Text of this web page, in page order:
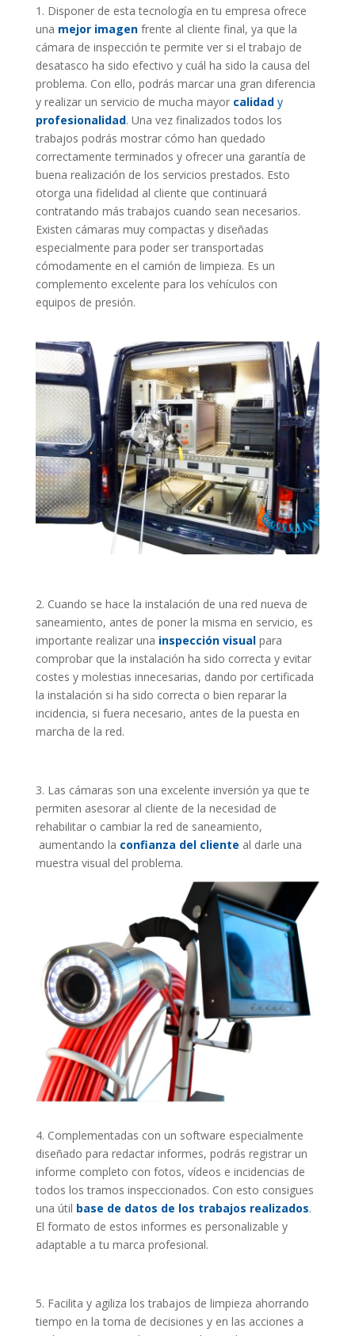
1. Disponer de esta tecnología en tu empresa ofrece
una mejor imagenfrente al cliente final, ya que la
cámara de inspección te permite ver si el trabajo de
desatasco ha sido efectivo y cuál ha sido la causa del
problema. Con ello, podrás marcar una gran diferencia
y realizar un servicio de mucha mayor calidady
profesionalidad. Una vez finalizados todos los
trabajos podrás mostrar cómo han quedado
correctamente terminados y ofrecer una garantía de
buena realización de los servicios prestados. Esto
otorga una fidelidad al cliente que continuará
contratando más trabajos cuando sean necesarios.
Existen cámaras muy compactas y diseñadas
especialmente para poder ser transportadas
cómodamente en el camión de limpieza. Es un
complemento excelente para los vehículos con
equipos de presión.
2. Cuando se hace la instalación de una red nueva de
saneamiento, antes de poner la misma en servicio, es
importante realizar una inspección visualpara
comprobar que la instalación ha sido correcta y evitar
costes y molestias innecesarias, dando por certificada
la instalación si ha sido correcta o bien reparar la
incidencia, si fuera necesario, antes de la puesta en
marcha de la red.
3. Las cámaras son una excelente inversión ya que te
permiten asesorar al cliente de la necesidad de
rehabilitar o cambiar la red de saneamiento,
aumentando la confianza del cliente al darle una
muestra visual del problema.
4. Complementadas con un software especialmente
diseñado para redactar informes, podrás registrar un
informe completo con fotos, vídeos e incidencias de
todos los tramos inspeccionados. Con esto consigues
una útil base de datos de los trabajos realizados.
El formato de estos informes es personalizable y
adaptable a tu marca profesional.
5. Facilita y agiliza los trabajos de limpieza ahorrando
tiempo en la toma de decisiones y en las acciones a